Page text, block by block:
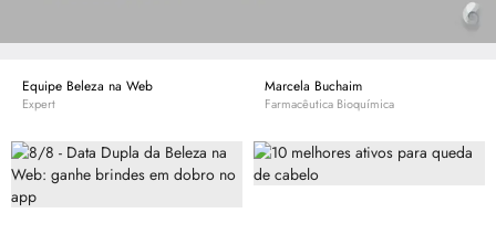
Equipe Beleza na Web
Expert
Marcela Buchaim
Farmacêutica Bioquímica